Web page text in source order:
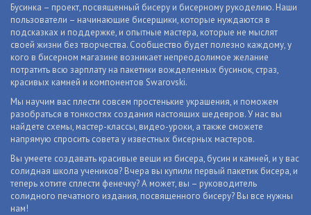
Бусинка – проект, посвященный бисеру и бисерному рукоделию. Наши
пользователи – начинающие бисерщики, которые нуждаются в
подсказках и поддержке, и опытные мастера, которые не мыслят
своей жизни без творчества. Сообщество будет полезно каждому, у
кого в бисерном магазине возникает непреодолимое желание
потратить всю зарплату на пакетики вожделенных бусинок, страз,
красивых камней и компонентов Swarovski.
Мы научим вас плести совсем простенькие украшения, и поможем
разобраться в тонкостях создания настоящих шедевров. У нас вы
найдете схемы, мастер-классы, видео-уроки, а также сможете
напрямую спросить совета у известных бисерных мастеров.
Вы умеете создавать красивые вещи из бисера, бусин и камней, и у вас
солидная школа учеников? Вчера вы купили первый пакетик бисера, и
теперь хотите сплести фенечку? А может, вы – руководитель
солидного печатного издания, посвященного бисеру? Вы все нужны
нам!